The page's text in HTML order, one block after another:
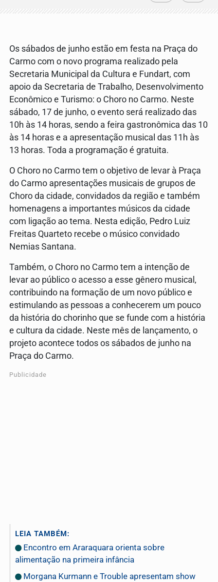
Os sábados de junho estão em festa na Praça do
Carmo com o novo programa realizado pela
Secretaria Municipal da Cultura e Fundart, com
apoio da Secretaria de Trabalho, Desenvolvimento
Econômico e Turismo: o Choro no Carmo. Neste
sábado, 17 de junho, o evento será realizado das
10h às 14 horas, sendo a feira gastronômica das 10
às 14 horas e a apresentação musical das 11h às
13 horas. Toda a programação é gratuita.
O Choro no Carmo tem o objetivo de levar à Praça
do Carmo apresentações musicais de grupos de
Choro da cidade, convidados da região e também
homenagens a importantes músicos da cidade
com ligação ao tema. Nesta edição, Pedro Luiz
Freitas Quarteto recebe o músico convidado
Nemias Santana.
Também, o Choro no Carmo tem a intenção de
levar ao público o acesso a esse gênero musical,
contribuindo na formação de um novo público e
estimulando as pessoas a conhecerem um pouco
da história do chorinho que se funde com a história
e cultura da cidade. Neste mês de lançamento, o
projeto acontece todos os sábados de junho na
Praça do Carmo.
Publicidade
LEIA TAMBÉM:
Encontro em Araraquara orienta sobre
alimentação na primeira infância
Morgana Kurmann e Trouble apresentam show